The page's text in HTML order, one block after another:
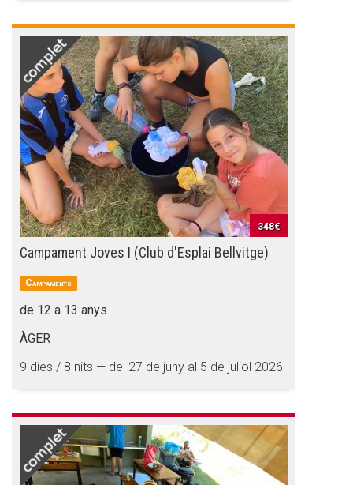
348€
Campament Joves I (Club d'Esplai Bellvitge)
Campaments
de 12 a 13 anys
ÀGER
9 dies / 8 nits — del 27 de juny al 5 de juliol 2026